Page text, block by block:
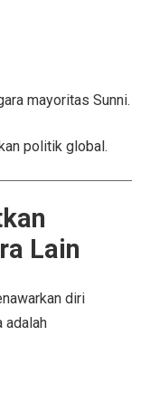
mayoritas Sunni.
politik global.
Lain
diri
adalah